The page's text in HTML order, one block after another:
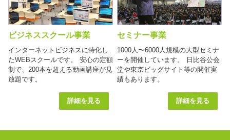
ビジネススクール事業
インターネットビジネスに特化し
たWEBスクールです。 安心の定額
制で、200本を超える動画講座が見
放題です。
詳細を見る
セミナー事業
1000人〜6000人規模の大型セミナ
ーを開催しています。 日比谷公会
堂や東京ビッグサイト等の開催実
績もあります。
詳細を見る